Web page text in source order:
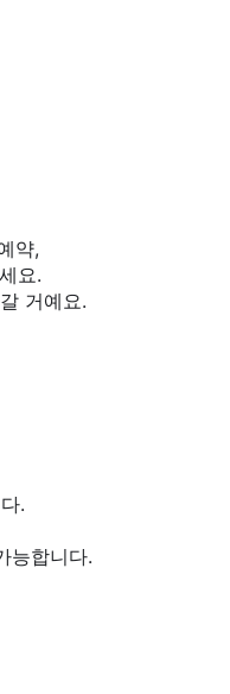
약,
요.
거예요.
.
능합니다.